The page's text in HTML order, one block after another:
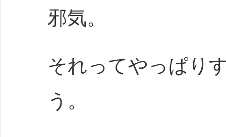
邪気。
それってやっぱり
う。